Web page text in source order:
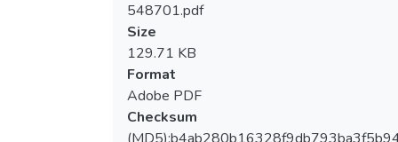
548701.pdf
Size
129.71 KB
Format
Adobe PDF
Checksum